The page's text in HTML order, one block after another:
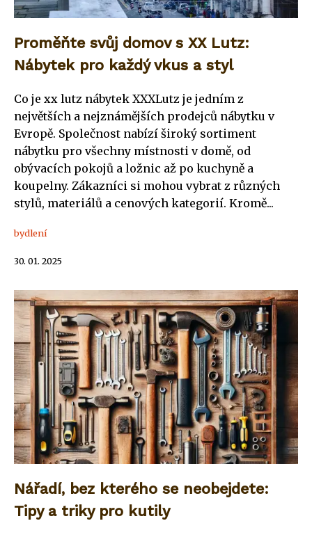
Proměňte svůj domov s XX Lutz:
Nábytek pro každý vkus a styl
Co je xx lutz nábytek XXXLutz je jedním z
největších a nejznámějších prodejců nábytku v
Evropě. Společnost nabízí široký sortiment
nábytku pro všechny místnosti v domě, od
obývacích pokojů a ložnic až po kuchyně a
koupelny. Zákazníci si mohou vybrat z různých
stylů, materiálů a cenových kategorií. Kromě...
bydlení
30. 01. 2025
Nářadí, bez kterého se neobejdete:
Tipy a triky pro kutily